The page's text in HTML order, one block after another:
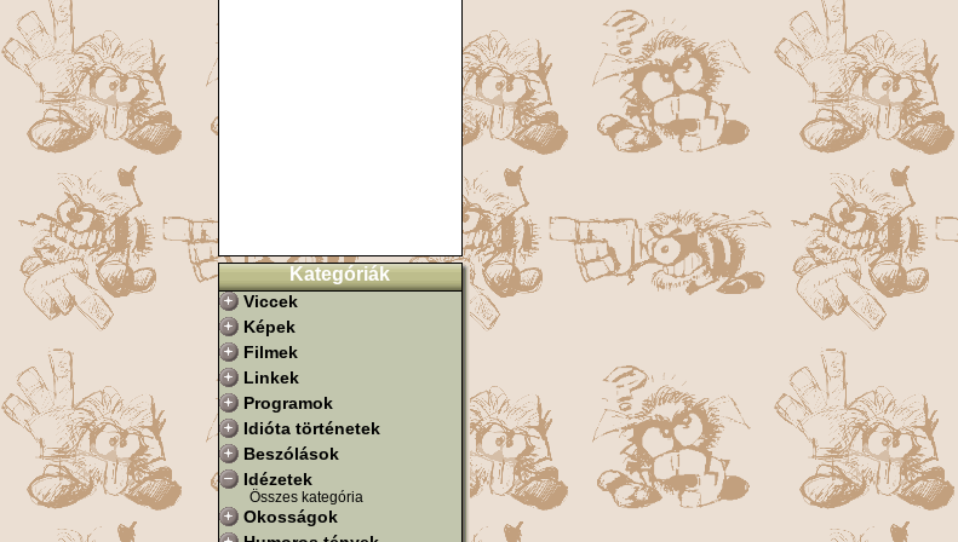
Kategóriák
Viccek
Képek
Filmek
Linkek
Programok
Idióta történetek
Beszólások
Idézetek
Összes kategória
Okosságok